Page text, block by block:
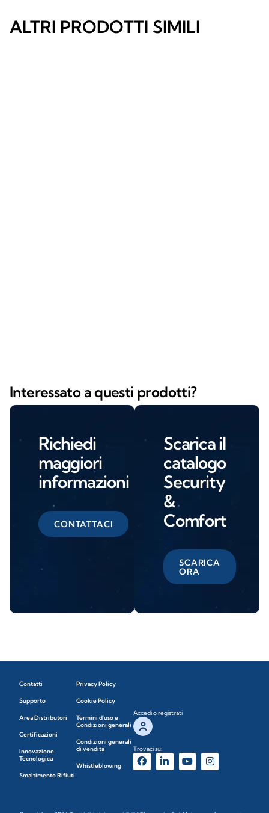
ALTRI PRODOTTI SIMILI
Interessato a questi prodotti?
Richiedi
maggiori
informazioni
CONTATTACI
Scarica il
catalogo
Security
&
Comfort
SCARICA
ORA
Contatti
Supporto
Area Distributori
Certificazioni
Innovazione
Tecnologica
Smaltimento Rifiuti
Privacy Policy
Cookie Policy
Termini d'uso e
Condizioni generali
Condizioni generali
di vendita
Whistleblowing
Accedi o registrati
Trovaci su: